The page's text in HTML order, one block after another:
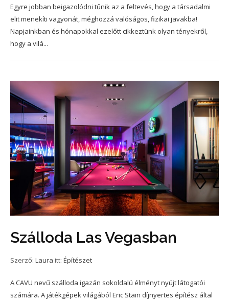
Egyre jobban beigazolódni tűnik az a feltevés, hogy a társadalmi
elit menekíti vagyonát, méghozzá valóságos, fizikai javakba!
Napjainkban és hónapokkal ezelőtt cikkeztünk olyan tényekről,
hogy a vilá...
Szálloda Las Vegasban
Szerző: Laura itt: Építészet
A CAVU nevű szálloda igazán sokoldalú élményt nyújt látogatói
számára. A játékgépek világából Eric Stain díjnyertes építész által